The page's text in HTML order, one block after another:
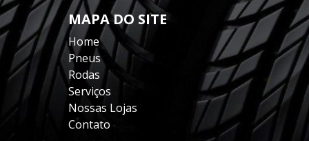
MAPA DO SITE
Home
Pneus
Rodas
Serviços
Nossas Lojas
Contato